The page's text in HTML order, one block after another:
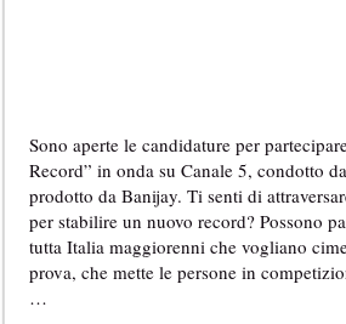
Sono aperte le candidature per
Record” in onda su Canale 5, condotto
prodotto da Banijay. Ti senti di
per stabilire un nuovo record? Possono
tutta Italia maggiorenni che vogliano
prova, che mette le persone in
…